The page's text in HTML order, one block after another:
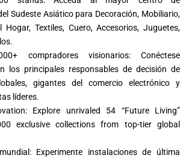
Sudeste Asiático para Decoración, Mobiliario,
Textiles, Cuero, Accesorios, Juguetes,
compradores visionarios: Conéctese
los principales responsables de decisión de
gigantes del comercio electrónico y
líderes.
Explore unrivaled 54 “Future Living”
exclusive collections from top-tier global
Experimente instalaciones de última